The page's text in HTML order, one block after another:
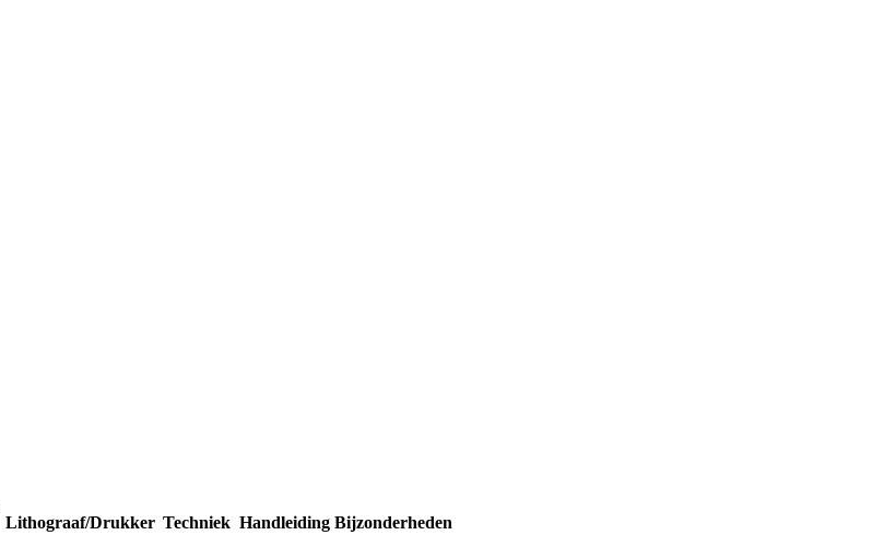
Lithograaf/Drukker Techniek Handleiding Bijzonderheden